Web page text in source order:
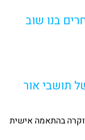
בנו שוב
תושבי אור
בהתאמה אישית